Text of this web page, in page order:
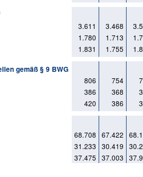
3.611 3.468
1.780 1.713
1.831 1.755
gemäß § 9 BWG
806 754
386 368
420 386
68.708 67.422
31.233 30.419
37.475 37.003